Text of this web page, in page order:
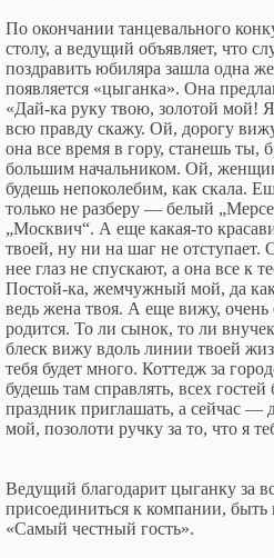
По окончании танцевального
столу, а ведущий объявляет, что
поздравить юбиляра зашла одна
появляется «цыганка». Она
«Дай-ка руку твою, золотой мой!
всю правду скажу. Ой, дорогу
она все время в гору, станешь ты,
большим начальником. Ой,
будешь непоколебим, как скала.
только не разберу — белый
„Москвич“. А еще какая-то
твоей, ну ни на шаг не
нее глаз не спускают, а она все к
Постой-ка, жемчужный мой, да
ведь жена твоя. А еще вижу, очень
родится. То ли сынок, то ли
блеск вижу вдоль линии твоей
тебя будет много. Коттедж за
будешь там справлять, всех
праздник приглашать, а сейчас —
мой, позолоти ручку за то, что я
Ведущий благодарит цыганку за
присоединиться к компании, быть
«Самый честный гость».